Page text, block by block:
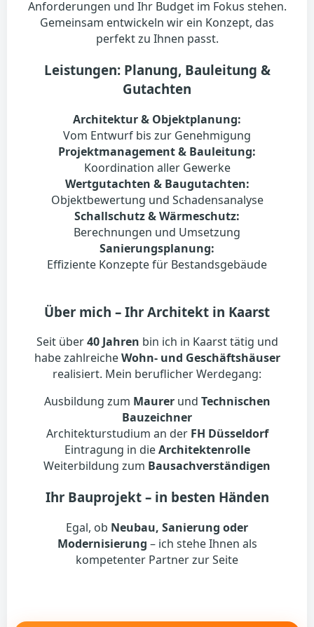
Anforderungen und Ihr Budget im Fokus stehen.
Gemeinsam entwickeln wir ein Konzept, das
perfekt zu Ihnen passt.
Leistungen: Planung, Bauleitung &
Gutachten
Architektur & Objektplanung:
Vom Entwurf bis zur Genehmigung
Projektmanagement & Bauleitung:
Koordination aller Gewerke
Wertgutachten & Baugutachten:
Objektbewertung und Schadensanalyse
Schallschutz & Wärmeschutz:
Berechnungen und Umsetzung
Sanierungsplanung:
Effiziente Konzepte für Bestandsgebäude
Über mich – Ihr Architekt in Kaarst
Seit über40 Jahren bin ich in Kaarst tätig und
habe zahlreicheWohn- und Geschäftshäuser
realisiert. Mein beruflicher Werdegang:
Ausbildung zum Maurerund Technischen
Bauzeichner
Architekturstudium an der FH Düsseldorf
Eintragung in dieArchitektenrolle
Weiterbildung zum Bausachverständigen
Ihr Bauprojekt – in besten Händen
Egal, ob Neubau, Sanierung oder
Modernisierung – ich stehe Ihnen als
kompetenter Partner zur Seite